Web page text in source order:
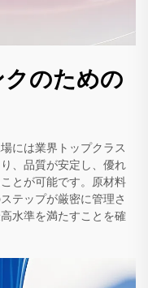
のための
には業界トップクラス
、品質が安定し、優れ
とが可能です。原材料
テップが厳密に管理さ
水準を満たすことを確